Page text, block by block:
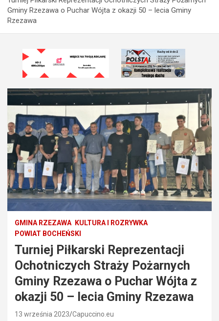
Gminy Rzezawa o Puchar Wójta z okazji 50 – lecia Gminy
Rzezawa
GMINA RZEZAWA
KULTURA I ROZRYWKA
POWIAT BOCHEŃSKI
Turniej Piłkarski Reprezentacji
Ochotniczych Straży Pożarnych
Gminy Rzezawa o Puchar Wójta z
okazji 50 – lecia Gminy Rzezawa
13 września 2023 Capuccino.eu